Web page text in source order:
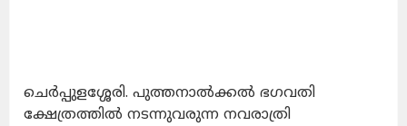
ചെർപ്പുളശ്ശേരി. പുത്തനാൽക്കൽ ഭഗവതി
ക്ഷേത്രത്തിൽ നടന്നുവരുന്ന നവരാത്രി